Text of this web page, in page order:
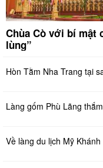
Chùa Cò với bí mật
lùng”
Hòn Tằm Nha Trang tại
Làng gốm Phù Lãng
Về làng du lịch Mỹ